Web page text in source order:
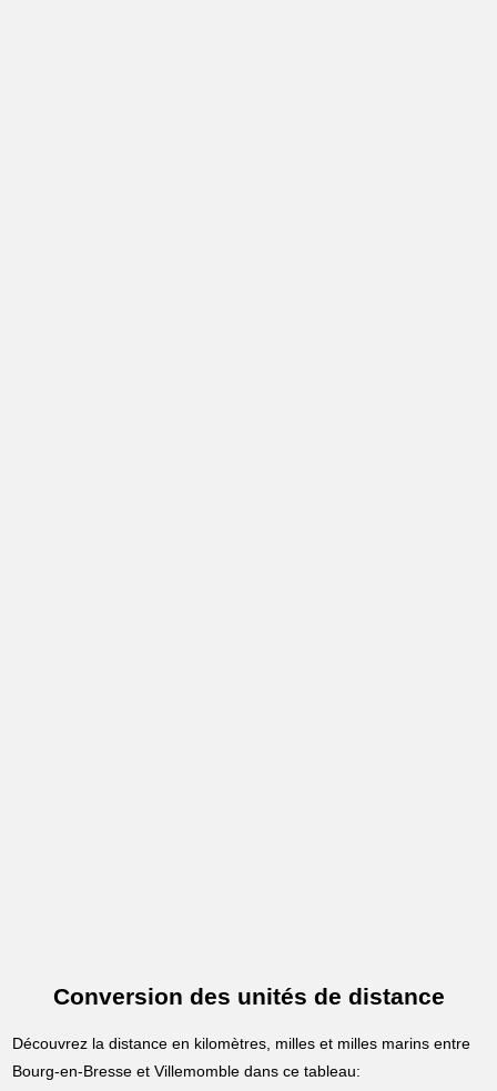
Conversion des unités de distance
Découvrez la distance en kilomètres, milles et milles marins entre
Bourg-en-Bresse et Villemomble dans ce tableau: